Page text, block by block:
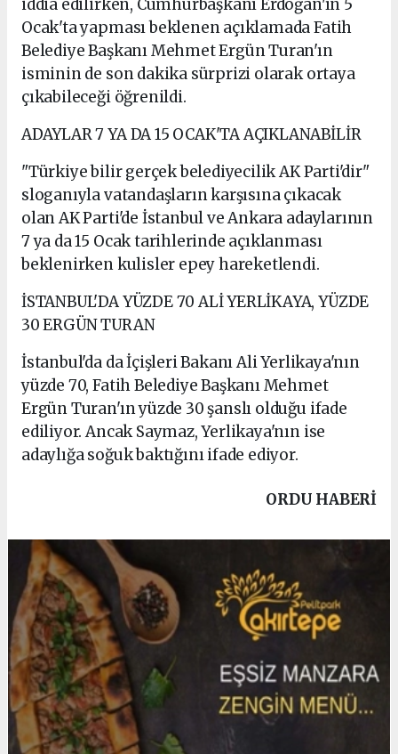
iddia edilirken, Cumhurbaşkanı Erdoğan'ın 5
Ocak'ta yapması beklenen açıklamada Fatih
Belediye Başkanı Mehmet Ergün Turan'ın
isminin de son dakika sürprizi olarak ortaya
çıkabileceği öğrenildi.
ADAYLAR 7 YA DA 15 OCAK'TA AÇIKLANABİLİR
"Türkiye bilir gerçek belediyecilik AK Parti'dir"
sloganıyla vatandaşların karşısına çıkacak
olan AK Parti'de İstanbul ve Ankara adaylarının
7 ya da 15 Ocak tarihlerinde açıklanması
beklenirken kulisler epey hareketlendi.
İSTANBUL'DA YÜZDE 70 ALİ YERLİKAYA, YÜZDE
30 ERGÜN TURAN
İstanbul'da da İçişleri Bakanı Ali Yerlikaya'nın
yüzde 70, Fatih Belediye Başkanı Mehmet
Ergün Turan'ın yüzde 30 şanslı olduğu ifade
ediliyor. Ancak Saymaz, Yerlikaya'nın ise
adaylığa soğuk baktığını ifade ediyor.
ORDU HABERİ